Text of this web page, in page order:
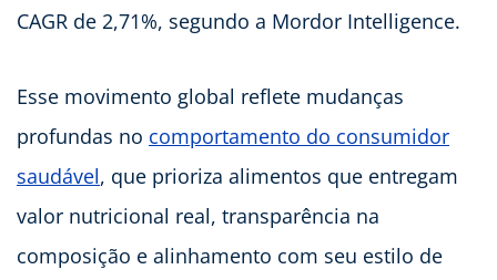
CAGR de 2,71%, segundo a Mordor Intelligence.
Esse movimento global reflete mudanças
profundas no comportamento do consumidor
saudável, que prioriza alimentos que entregam
valor nutricional real, transparência na
composição e alinhamento com seu estilo de